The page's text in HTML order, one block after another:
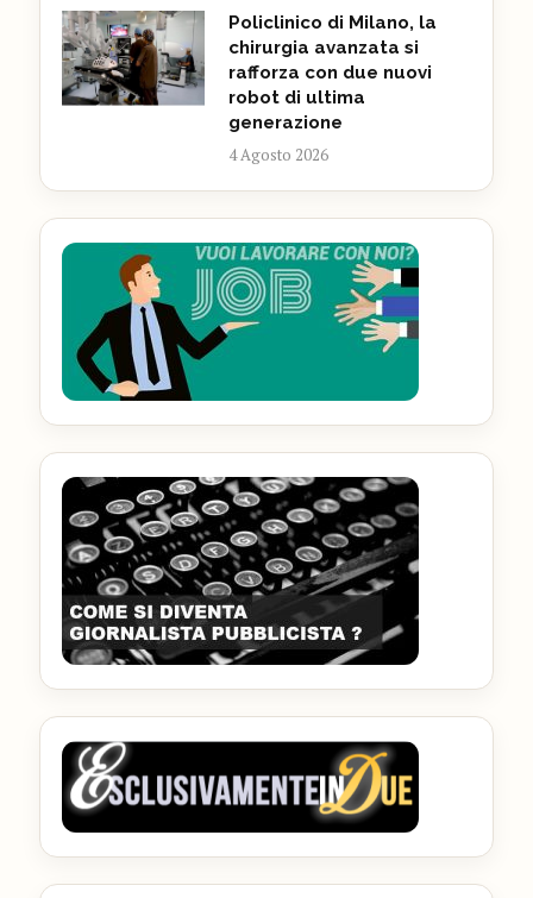
Policlinico di Milano, la
chirurgia avanzata si
rafforza con due nuovi
robot di ultima
generazione
4 Agosto 2026